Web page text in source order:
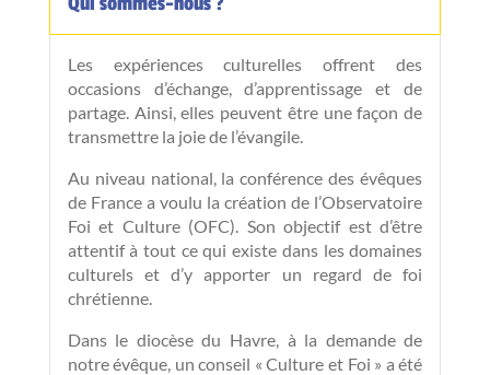
Les expériences culturelles offrent des
occasions d’échange, d’apprentissage et de
partage. Ainsi, elles peuvent être une façon de
transmettre la joie de l’évangile.
Au niveau national, la conférence des évêques
de France a voulu la création de l’Observatoire
Foi et Culture (OFC). Son objectif est d’être
attentif à tout ce qui existe dans les domaines
culturels et d’y apporter un regard de foi
chrétienne.
Dans le diocèse du Havre, à la demande de
notre évêque, un conseil « Culture et Foi » a été